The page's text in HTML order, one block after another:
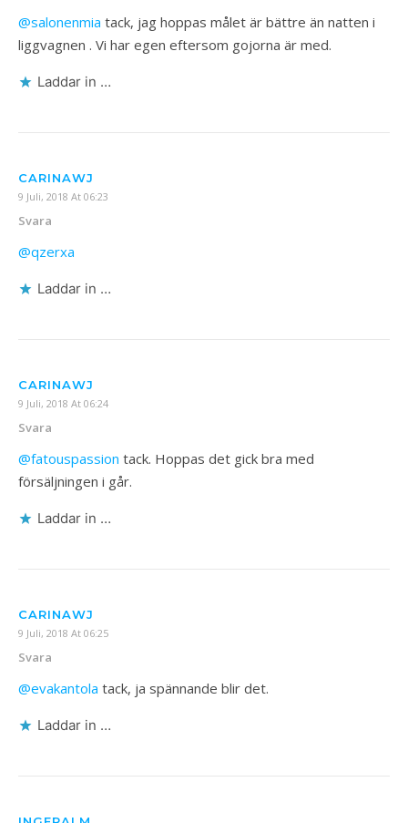
@salonenmia tack, jag hoppas målet är bättre än natten i
liggvagnen . Vi har egen eftersom gojorna är med.
Laddar in …
CARINAWJ
9 Juli, 2018 At 06:23
Svara
@qzerxa
Laddar in …
CARINAWJ
9 Juli, 2018 At 06:24
Svara
@fatouspassion tack. Hoppas det gick bra med
försäljningen i går.
Laddar in …
CARINAWJ
9 Juli, 2018 At 06:25
Svara
@evakantola tack, ja spännande blir det.
Laddar in …